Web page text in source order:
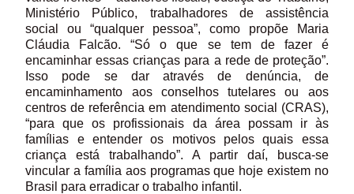
Ministério Público, trabalhadores de assistência
social ou “qualquer pessoa”, como propõe Maria
Cláudia Falcão. “Só o que se tem de fazer é
encaminhar essas crianças para a rede de proteção”.
Isso pode se dar através de denúncia, de
encaminhamento aos conselhos tutelares ou aos
centros de referência em atendimento social (CRAS),
“para que os profissionais da área possam ir às
famílias e entender os motivos pelos quais essa
criança está trabalhando”. A partir daí, busca-se
vincular a família aos programas que hoje existem no
Brasil para erradicar o trabalho infantil.